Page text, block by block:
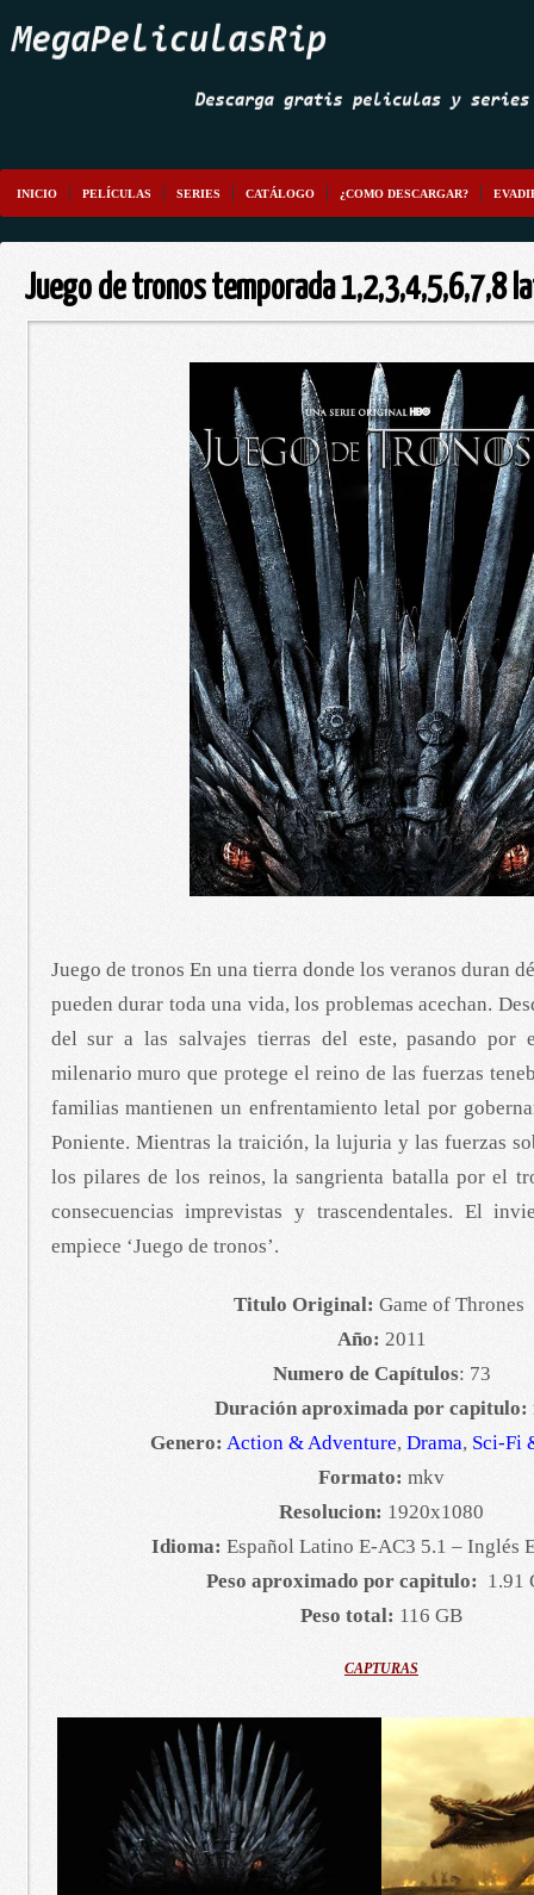
INICIO PELÍCULAS SERIES CATÁLOGO ¿COMO DESCARGAR?
Juego de tronos temporada 1,2,3,4,5,6,7,8
Juego de tronos En una tierra donde los veranos duran
pueden durar toda una vida, los problemas acechan.
del sur a las salvajes tierras del este, pasando por
milenario muro que protege el reino de las fuerzas
familias mantienen un enfrentamiento letal por
Poniente. Mientras la traición, la lujuria y las fuerzas
los pilares de los reinos, la sangrienta batalla por el
consecuencias imprevistas y trascendentales. El
empiece ‘Juego de tronos’.
Titulo Original: Game of Thrones
Año: 2011
Numero de Capítulos: 73
Duración aproximada por capitulo:
Genero: Action & Adventure, Drama, Sci-Fi
Formato: mkv
Resolucion: 1920x1080
Idioma: Español Latino E-AC3 5.1 – Inglés
Peso aproximado por capitulo: 1.91
Peso total: 116 GB
CAPTURAS